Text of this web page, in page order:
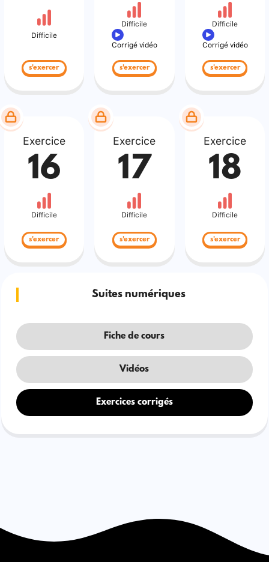
Difficile
s'exercer
Difficile
Corrigé vidéo
s'exercer
Difficile
Corrigé vidéo
s'exercer
Exercice
16
Difficile
s'exercer
Exercice
17
Difficile
s'exercer
Exercice
18
Difficile
s'exercer
Suites numériques
Fiche de cours
Vidéos
Exercices corrigés